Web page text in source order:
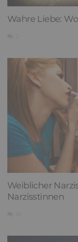
Wahre Liebe:
Weiblicher
Narzisstinnen